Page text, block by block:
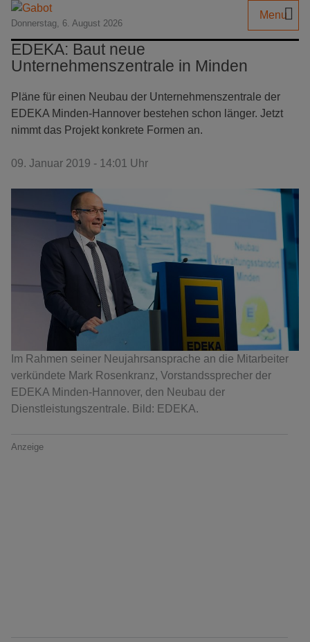
Donnerstag, 6. August 2026
Menu
EDEKA: Baut neue
Unternehmenszentrale in Minden
Pläne für einen Neubau der Unternehmenszentrale der
EDEKA Minden-Hannover bestehen schon länger. Jetzt
nimmt das Projekt konkrete Formen an.
09. Januar 2019 - 14:01 Uhr
Im Rahmen seiner Neujahrsansprache an die Mitarbeiter
verkündete Mark Rosenkranz, Vorstandssprecher der
EDEKA Minden-Hannover, den Neubau der
Dienstleistungszentrale. Bild: EDEKA.
Anzeige